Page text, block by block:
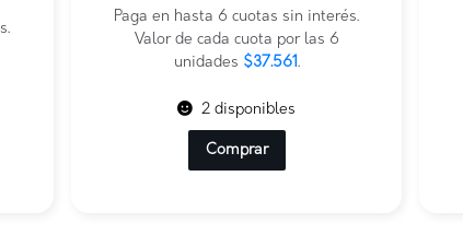
era:
$450.725.
es:
$225.363.
Paga en hasta 6 cuotas sin interés.
Valor de cada cuota por las 6
unidades $37.561.
2 disponibles
Comprar